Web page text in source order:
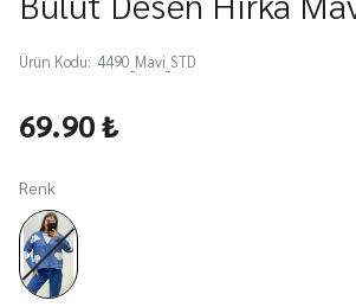
Ürün Kodu: 4490_Mavi_STD
69.90 ₺
Renk